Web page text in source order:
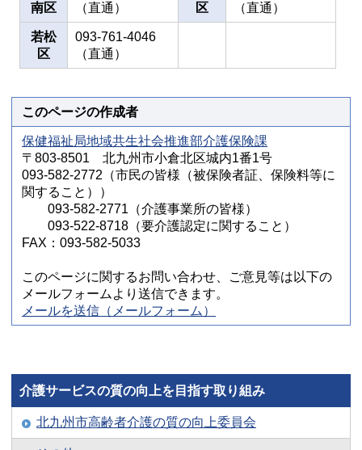
南区
（直通）
区
（直通）
若松
区
093-761-4046
（直通）
このページの作成者
保健福祉局地域共生社会推進部介護保険課
〒803-8501 北九州市小倉北区城内1番1号
093-582-2772（市民の皆様（被保険者証、保険料等に
関すること））
093-582-2771（介護事業所の皆様）
093-522-8718（要介護認定に関すること）
FAX：093-582-5033
このページに関するお問い合わせ、ご意見等は以下の
メールフォームより送信できます。
メールを送信（メールフォーム）
介護サービスの質の向上を目指す取り組み
北九州市高齢者介護の質の向上委員会